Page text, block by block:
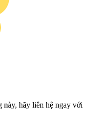
này, hãy liên hệ ngay với